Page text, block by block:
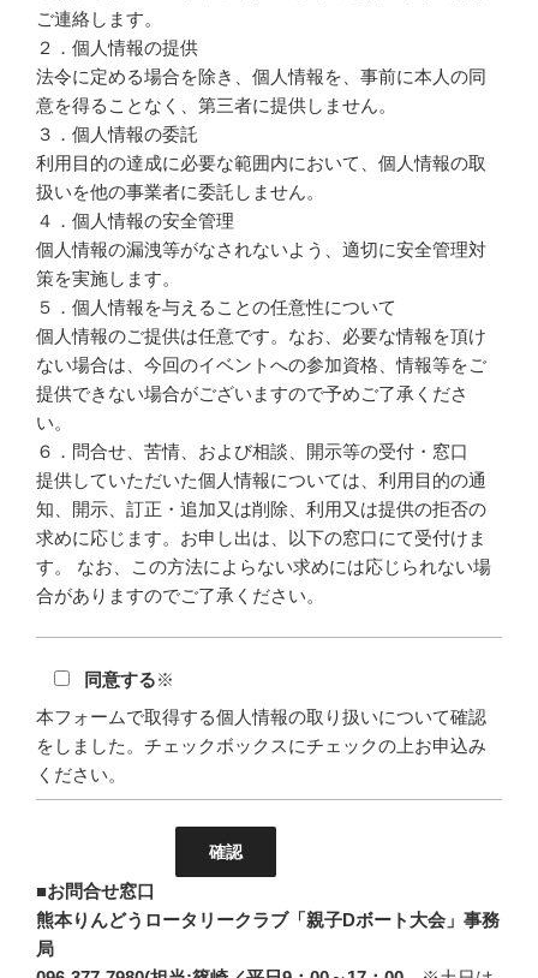
ご連絡します。
２．個人情報の提供
法令に定める場合を除き、個人情報を、事前に本人の同
意を得ることなく、第三者に提供しません。
３．個人情報の委託
利用目的の達成に必要な範囲内において、個人情報の取
扱いを他の事業者に委託しません。
４．個人情報の安全管理
個人情報の漏洩等がなされないよう、適切に安全管理対
策を実施します。
５．個人情報を与えることの任意性について
個人情報のご提供は任意です。なお、必要な情報を頂け
ない場合は、今回のイベントへの参加資格、情報等をご
提供できない場合がございますので予めご了承くださ
い。
６．問合せ、苦情、および相談、開示等の受付・窓口
提供していただいた個人情報については、利用目的の通
知、開示、訂正・追加又は削除、利用又は提供の拒否の
求めに応じます。お申し出は、以下の窓口にて受付けま
す。 なお、この方法によらない求めには応じられない場
合がありますのでご了承ください。
同意する※
本フォームで取得する個人情報の取り扱いについて確認
をしました。チェックボックスにチェックの上お申込み
ください。
■お問合せ窓口
熊本りんどうロータリークラブ「親子Dボート大会」事務
局